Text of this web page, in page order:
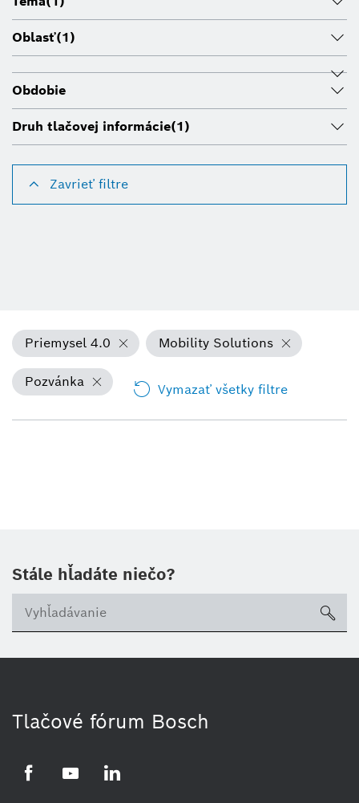
Oblasť(1)
Obdobie
Druh tlačovej informácie(1)
Zavrieť filtre
Priemysel 4.0 Mobility Solutions
Pozvánka Vymazať všetky filtre
Stále hľadáte niečo?
Tlačové fórum Bosch